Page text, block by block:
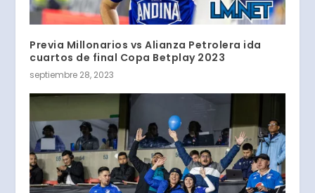
Previa Millonarios vs Alianza Petrolera ida
cuartos de final Copa Betplay 2023
septiembre 28, 2023